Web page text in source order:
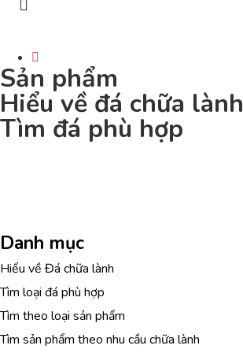
Sản phẩm
Hiểu về đá chữa lành
Tìm đá phù hợp
Danh mục
Hiểu về Đá chữa lành
Tìm loại đá phù hợp
Tìm theo loại sản phẩm
Tìm sản phẩm theo nhu cầu chữa lành